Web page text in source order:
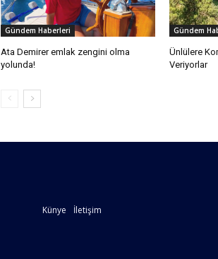
Gündem Haberleri
Ata Demirer emlak zengini olma
yolunda!
Gündem
Ünlülere
Veriyorlar
Künye İletişim